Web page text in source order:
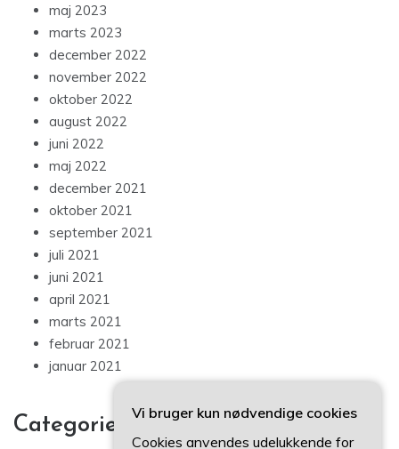
maj 2023
marts 2023
december 2022
november 2022
oktober 2022
august 2022
juni 2022
maj 2022
december 2021
oktober 2021
september 2021
juli 2021
juni 2021
april 2021
marts 2021
februar 2021
januar 2021
Categories
Vi bruger kun nødvendige cookies
Cookies anvendes udelukkende for